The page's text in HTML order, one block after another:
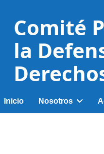
Comité
la
Inicio Nosotros